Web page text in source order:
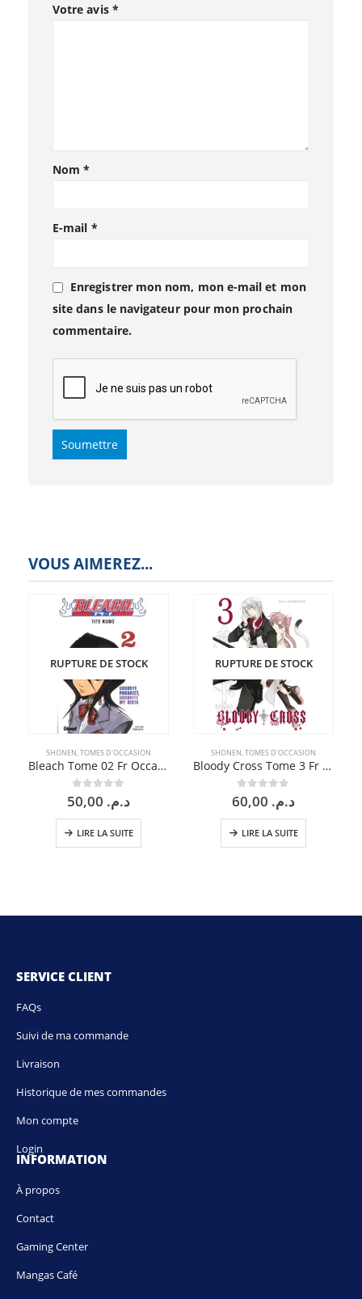
Votre avis *
Nom*
E-mail *
Enregistrer mon nom, mon e-mail et mon
site dans le navigateur pour mon prochain
commentaire.
VOUS AIMEREZ...
RUPTURE DE STOCK
SHONEN TOMES D'OCCASION
Bleach Tome 02 Fr Occasion
0sur 5د.م.
LIRE LA SUITE
RUPTURE DE STOCK
SHONEN TOMES D'OCCASION
Bloody Cross Tome 3 Fr Occasion
0sur 5د.م.
LIRE LA SUITE
SERVICE CLIENT
FAQs
Suivi de ma commande
Livraison
Historique de mes commandes
Mon compte
Login
INFORMATION
À propos
Contact
Gaming Center
Mangas Café